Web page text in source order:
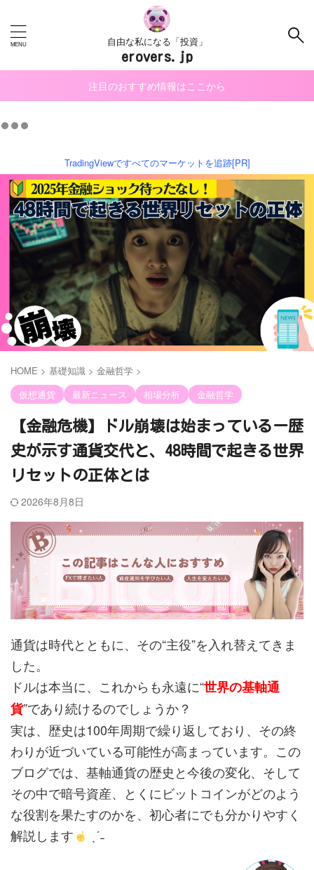
自由な私になる「投資」
erovers.jp
注目のおすすめ情報はここから
TradingViewですべてのマーケットを追跡[PR]
HOME > 基礎知識 > 金融哲学 >
仮想通貨
最新ニュース 相場分析 金融哲学
【金融危機】ドル崩壊は始まっているー歴
史が示す通貨交代と、48時間で起きる世界
リセットの正体とは
2026年8月8日
通貨は時代とともに、その“主役”を入れ替えてきま
した。
ドルは本当に、これからも永遠に“世界の基軸通
貨”であり続けるのでしょうか？
実は、歴史は100年周期で繰り返しており、その終
わりが近づいている可能性が高まっています。この
ブログでは、基軸通貨の歴史と今後の変化、そして
その中で暗号資産、とくにビットコインがどのよう
な役割を果たすのかを、初心者にでも分かりやすく
解説します
ˎˊ˗